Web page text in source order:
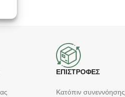
ΕΠΙΣΤΡΟΦΕΣ
Κατόπιν συνεννόησης